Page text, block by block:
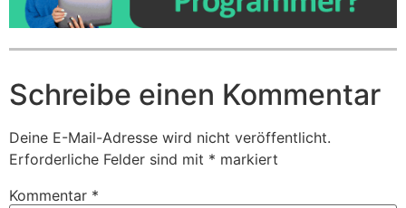
Schreibe einen Kommentar
Deine E-Mail-Adresse wird nicht veröffentlicht.
Erforderliche Felder sind mit * markiert
Kommentar *